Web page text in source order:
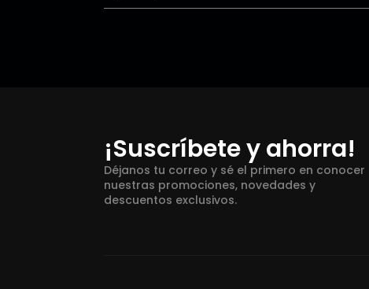
¡Suscríbete y ahorra!
Déjanos tu correo y sé el primero en conocer
nuestras promociones, novedades y
descuentos exclusivos.